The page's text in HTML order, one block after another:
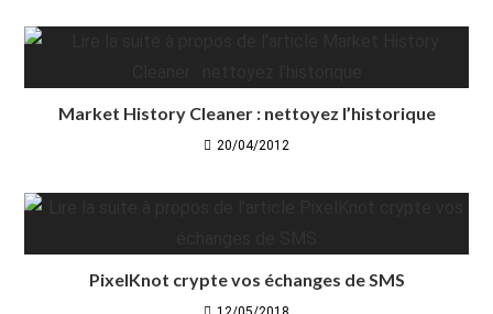
Market History Cleaner : nettoyez l’historique
20/04/2012
PixelKnot crypte vos échanges de SMS